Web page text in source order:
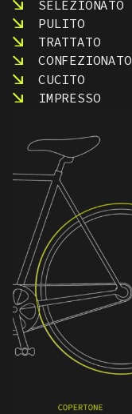
SELEZIONATO
PULITO
TRATTATO
CONFEZIONATO
CUCITO
IMPRESSO